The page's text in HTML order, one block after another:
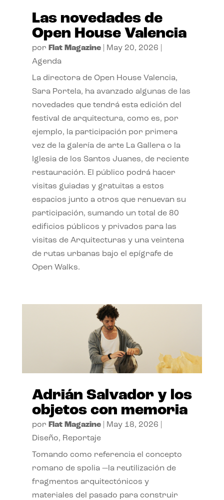
Las novedades de
Open House Valencia
por Flat Magazine| May 20, 2026
Agenda
La directora de Open House Valencia,
Sara Portela, ha avanzado algunas de las
novedades que tendrá esta edición del
festival de arquitectura, como es, por
ejemplo, la participación por primera
vez de la galería de arte La Gallera o la
Iglesia de los Santos Juanes, de reciente
restauración. El público podrá hacer
visitas guiadas y gratuitas a estos
espacios junto a otros que renuevan su
participación, sumando un total de 80
edificios públicos y privados para las
visitas de Arquitecturas y una veintena
de rutas urbanas bajo el epígrafe de
Open Walks.
Adrián Salvador y los
objetos con memoria
por Flat Magazine| May 18, 2026
Diseño, Reportaje
Tomando como referencia el concepto
romano de spolia —la reutilización de
fragmentos arquitectónicos y
materiales del pasado para construir